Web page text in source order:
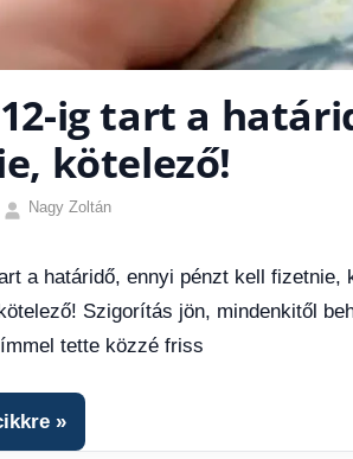
ig tart a
kötelező!
Nagy Zoltán
Gazdaság,
Hírek,
Hírek
a határidő, ennyi pénzt kell
Szigorítás jön, mindenkitől
tette közzé friss